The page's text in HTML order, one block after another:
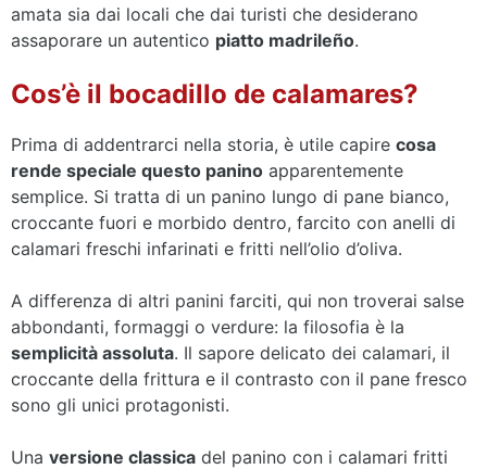
amata sia dai locali che dai turisti che desiderano
assaporare un autentico piatto madrileño.
Cos’è il bocadillo de calamares?
Prima di addentrarci nella storia, è utile capire cosa
rende speciale questo panino apparentemente
semplice. Si tratta di un panino lungo di pane bianco,
croccante fuori e morbido dentro, farcito con anelli di
calamari freschi infarinati e fritti nell’olio d’oliva.
A differenza di altri panini farciti, qui non troverai salse
abbondanti, formaggi o verdure: la filosofia è la
semplicità assoluta. Il sapore delicato dei calamari, il
croccante della frittura e il contrasto con il pane fresco
sono gli unici protagonisti.
Una versione classica del panino con i calamari fritti